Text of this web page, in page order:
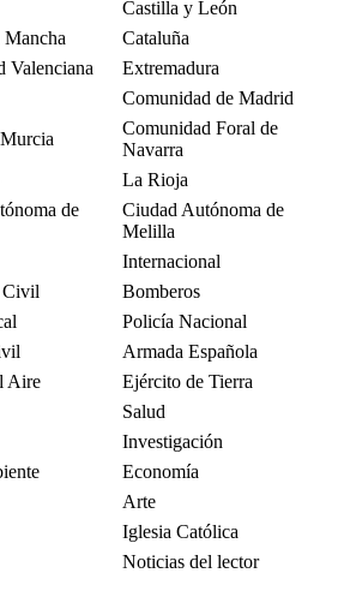
Castilla y León
Cataluña
Valenciana
Extremadura
Comunidad de Madrid
Comunidad Foral de
Navarra
La Rioja
de
Ciudad Autónoma de
Melilla
Internacional
Civil
Bomberos
Policía Nacional
Armada Española
Aire
Ejército de Tierra
Salud
Investigación
Economía
Arte
Iglesia Católica
Noticias del lector